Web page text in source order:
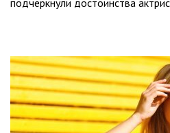
подчеркнули достоинства